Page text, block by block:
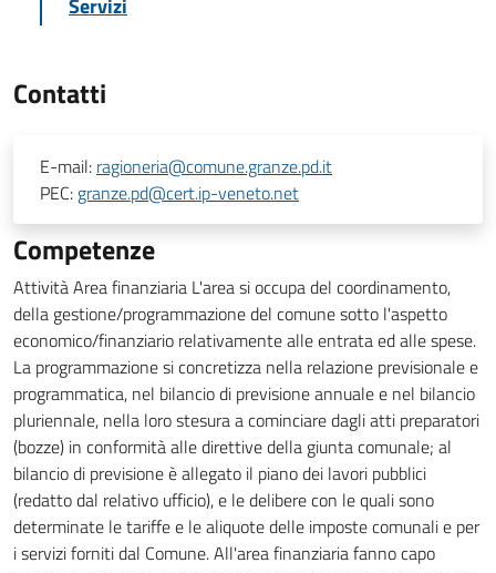
Servizi
Contatti
E-mail: ragioneria@comune.granze.pd.it
PEC: granze.pd@cert.ip-veneto.net
Competenze
Attività Area finanziaria L'area si occupa del coordinamento,
della gestione/programmazione del comune sotto l'aspetto
economico/finanziario relativamente alle entrata ed alle spese.
La programmazione si concretizza nella relazione previsionale e
programmatica, nel bilancio di previsione annuale e nel bilancio
pluriennale, nella loro stesura a cominciare dagli atti preparatori
(bozze) in conformità alle direttive della giunta comunale; al
bilancio di previsione è allegato il piano dei lavori pubblici
(redatto dal relativo ufficio), e le delibere con le quali sono
determinate le tariffe e le aliquote delle imposte comunali e per
i servizi forniti dal Comune. All'area finanziaria fanno capo